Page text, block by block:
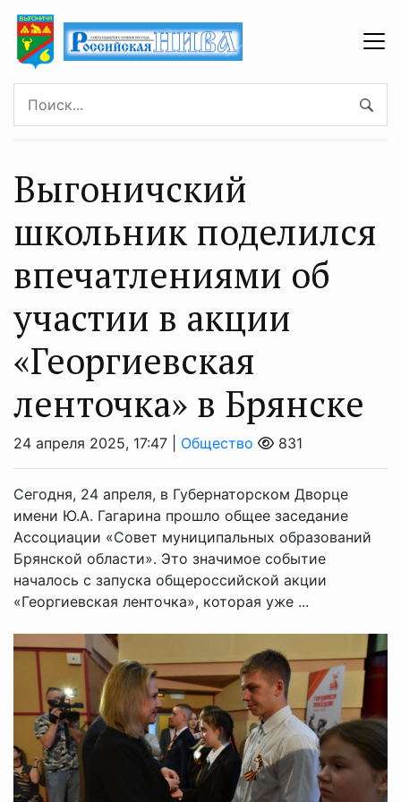
Выгоничский
школьник поделился
впечатлениями об
участии в акции
«Георгиевская
ленточка» в Брянске
24 апреля 2025, 17:47 | Общество 831
Сегодня, 24 апреля, в Губернаторском Дворце
имени Ю.А. Гагарина прошло общее заседание
Ассоциации «Совет муниципальных образований
Брянской области». Это значимое событие
началось с запуска общероссийской акции
«Георгиевская ленточка», которая уже ...